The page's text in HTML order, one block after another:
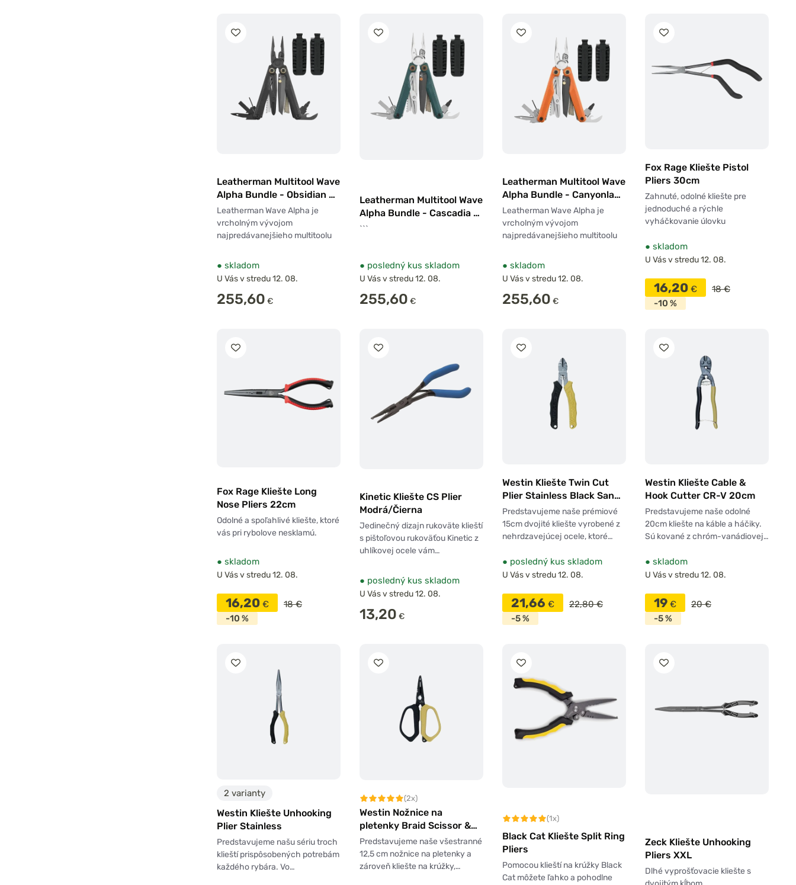
Leatherman Multitool Wave
Alpha Bundle - Obsidian +
Bitkit čierny
Leatherman Wave Alpha je
vrcholným vývojom
najpredávanejšieho multitoolu
● skladom
U Vás v stredu 12. 08.
255,60 €
Leatherman Multitool Wave
Alpha Bundle - Cascadia +
Bitkit čierny
```
● posledný kus skladom
U Vás v stredu 12. 08.
255,60 €
Leatherman Multitool Wave
Alpha Bundle - Canyonland
+ Bitkit black
Leatherman Wave Alpha je
vrcholným vývojom
najpredávanejšieho multitoolu
● skladom
U Vás v stredu 12. 08.
255,60 €
Fox Rage Kliešte Pistol
Pliers 30cm
Zahnuté, odolné kliešte pre
jednoduché a rýchle
vyháčkovanie úlovku
● skladom
U Vás v stredu 12. 08.
16,20 €
18 €
-10 %
Fox Rage Kliešte Long
Nose Pliers 22cm
Odolné a spoľahlivé kliešte, ktoré
vás pri rybolove nesklamú.
● skladom
U Vás v stredu 12. 08.
16,20 €
18 €
-10 %
Kinetic Kliešte CS Plier
Modrá/Čierna
Jedinečný dizajn rukoväte klieští
s pištoľovou rukoväťou Kinetic z
uhlíkovej ocele vám…
● posledný kus skladom
U Vás v stredu 12. 08.
13,20 €
Westin Kliešte Twin Cut
Plier Stainless Black Sand
15cm
Predstavujeme naše prémiové
15cm dvojité kliešte vyrobené z
nehrdzavejúcej ocele, ktoré…
● posledný kus skladom
U Vás v stredu 12. 08.
21,66 €
22,80 €
-5 %
Westin Kliešte Cable &
Hook Cutter CR-V 20cm
Predstavujeme naše odolné
20cm kliešte na káble a háčiky.
Sú kované z chróm-vanádiovej…
● skladom
U Vás v stredu 12. 08.
19 €
20 €
-5 %
2 varianty
Westin Kliešte Unhooking
Plier Stainless
Predstavujeme našu sériu troch
klieští prispôsobených potrebám
každého rybára. Vo…
(2x)
Westin Nožnice na
pletenky Braid Scissor &
Splitring Plier Stainless
Black Sand
Predstavujeme naše všestranné
12,5 cm nožnice na pletenky a
zároveň kliešte na krúžky,…
(1x)
Black Cat Kliešte Split Ring
Pliers
Pomocou klieští na krúžky Black
Cat môžete ľahko a pohodlne
Zeck Kliešte Unhooking
Pliers XXL
Dlhé vyprošťovacie kliešte s